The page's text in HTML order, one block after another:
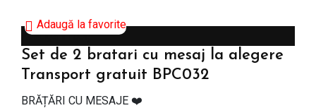
Adaugă la favorite
Adaugă în coș
Set de 2 bratari cu mesaj la alegere
Transport gratuit BPC032
BRĂȚĂRI CU MESAJE ❤️